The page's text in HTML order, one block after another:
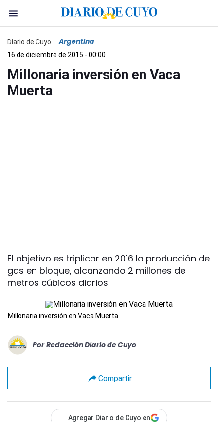
Diario de Cuyo Argentina
16 de diciembre de 2015 - 00:00
Millonaria inversión en Vaca
Muerta
El objetivo es triplicar en 2016 la producción de
gas en bloque, alcanzando 2 millones de
metros cúbicos diarios.
Millonaria inversión en Vaca Muerta
Por Redacción Diario de Cuyo
Compartir
Agregar Diario de Cuyo en